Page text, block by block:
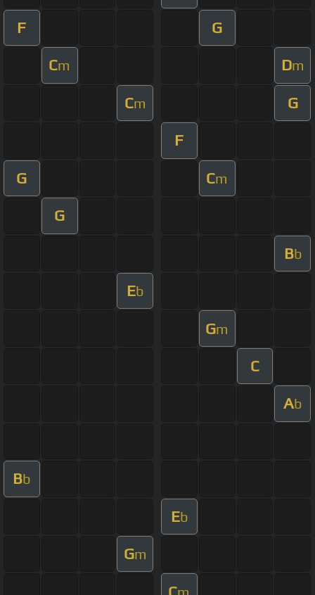
F G
Cm Dm
Cm G
F
G Cm
G
Bb
Eb
Gm
C
Ab
Bb
Eb
Gm
Cm